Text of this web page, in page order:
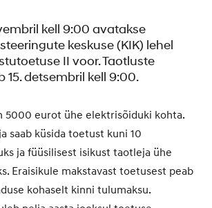
kell 9:00 avatakse
keskuse (KIK) lehel
II voor. Taotluste
15. detsembril kell 9:00.
5000 eurot ühe elektrisõiduki kohta.
saab küsida toetust kuni 10
ja füüsilisest isikust taotleja ühe
Eraisikule makstavast toetusest peab
kohaselt kinni tulumaksu.